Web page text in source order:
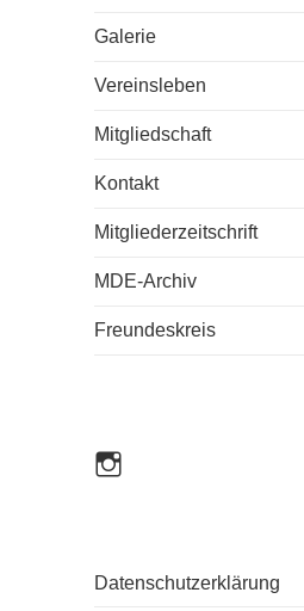
Galerie
Vereinsleben
Mitgliedschaft
Kontakt
Mitgliederzeitschrift
MDE-Archiv
Freundeskreis
mde_einbandkunst
Datenschutzerklärung